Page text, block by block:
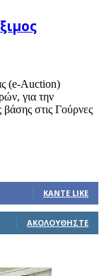
(e-Auction)
για την
βάσης στις Γούρνες
ΚΆΝΤΕ LIKE
ΑΚΟΛΟΥΘΉΣΤΕ